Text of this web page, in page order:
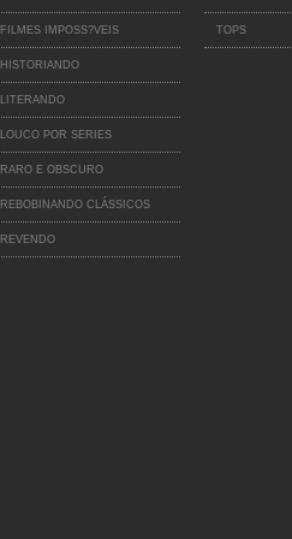
FILMES IMPOSS?VEIS
HISTORIANDO
LITERANDO
LOUCO POR SERIES
RARO E OBSCURO
REBOBINANDO CLÁSSICOS
REVENDO
TOPS